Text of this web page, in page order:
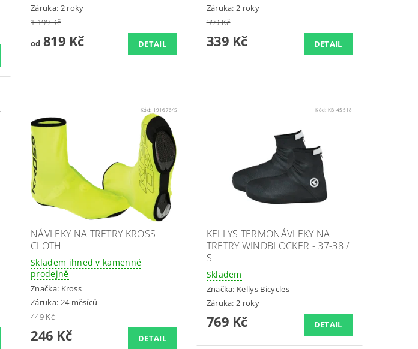
Záruka: 2 roky
1 199 Kč
od819 Kč DETAIL
Záruka: 2 roky
399 Kč
339 Kč DETAIL
Kód: 191676/S
NÁVLEKY NA TRETRY KROSS
CLOTH
Skladem ihned v kamenné
prodejně
Značka: Kross
Záruka: 24 měsíců
449 Kč
246 Kč DETAIL
Kód:KB-45518
KELLYS TERMONÁVLEKY NA
TRETRY WINDBLOCKER - 37-38 /
S
Skladem
Značka: Kellys Bicycles
Záruka: 2 roky
769 Kč DETAIL